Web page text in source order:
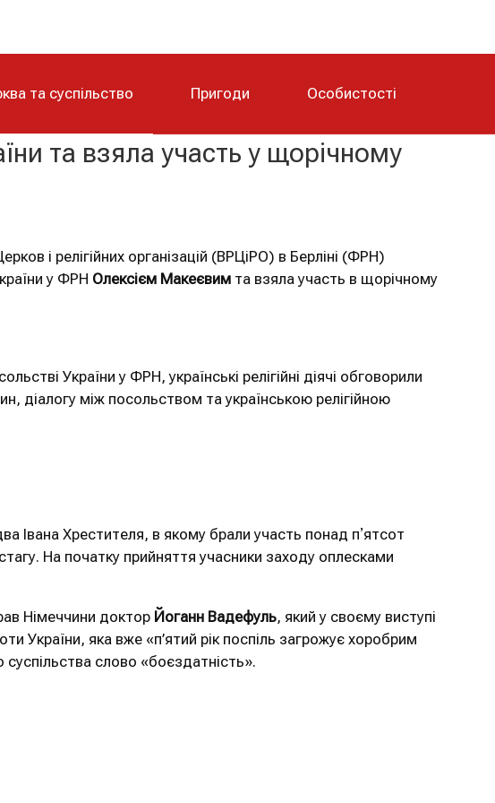
та суспільство Пригоди Особистості
та взяла участь у щорічному
і релігійних організацій (ВРЦіРО) в Берліні (ФРН)
у ФРН Олексієм Макеєвим та взяла участь в щорічному
України у ФРН, українські релігійні діячі обговорили
діалогу між посольством та українською релігійною
Івана Хрестителя, в якому брали участь понад пʼятсот
На початку прийняття учасники заходу оплесками
Німеччини доктор Йоганн Вадефуль, який у своєму виступі
України, яка вже «п’ятий рік поспіль загрожує хоробрим
слово «боєздатність».